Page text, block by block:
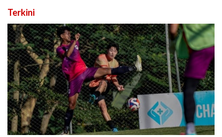
Terkini